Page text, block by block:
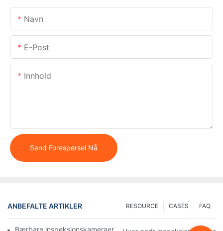
Navn
E-Post
Innhold
Send Forespørsel Nå
ANBEFALTE ARTIKLER FAQ
CASES
RESOURCE